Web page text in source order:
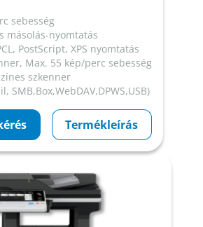
sebesség
másolás-nyomtatás
PostScript, XPS nyomtatás
Max. 55 kép/perc sebesség
szkenner
SMB,Box,WebDAV,DPWS,USB)
Termékleírás